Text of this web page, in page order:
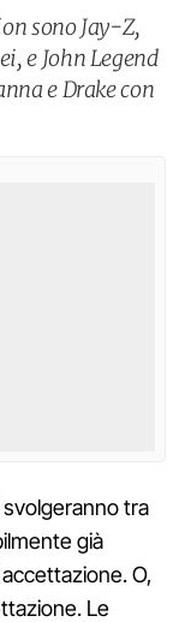
sono Jay-Z,
e John Legend
e Drake con
svolgeranno tra
già
O,
Le